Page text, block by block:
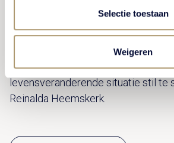
Selectie toestaan
Weigeren
Speciaal voor wie met pensioen
Essenburgh Training & Advies
trainingen. Regelmatig vinden deze
De Vanenburg. "Het juiste decor
levensveranderende situatie stil te
Reinalda Heemskerk.